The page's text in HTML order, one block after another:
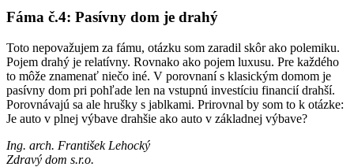
Fáma č.4: Pasívny dom je drahý
Toto nepovažujem za fámu, otázku som zaradil skôr ako polemiku.
Pojem drahý je relatívny. Rovnako ako pojem luxusu. Pre každého
to môže znamenať niečo iné. V porovnaní s klasickým domom je
pasívny dom pri pohľade len na vstupnú investíciu financií drahší.
Porovnávajú sa ale hrušky s jablkami. Prirovnal by som to k otázke:
Je auto v plnej výbave drahšie ako auto v základnej výbave?
Ing. arch. František Lehocký
Zdravý dom s.r.o.